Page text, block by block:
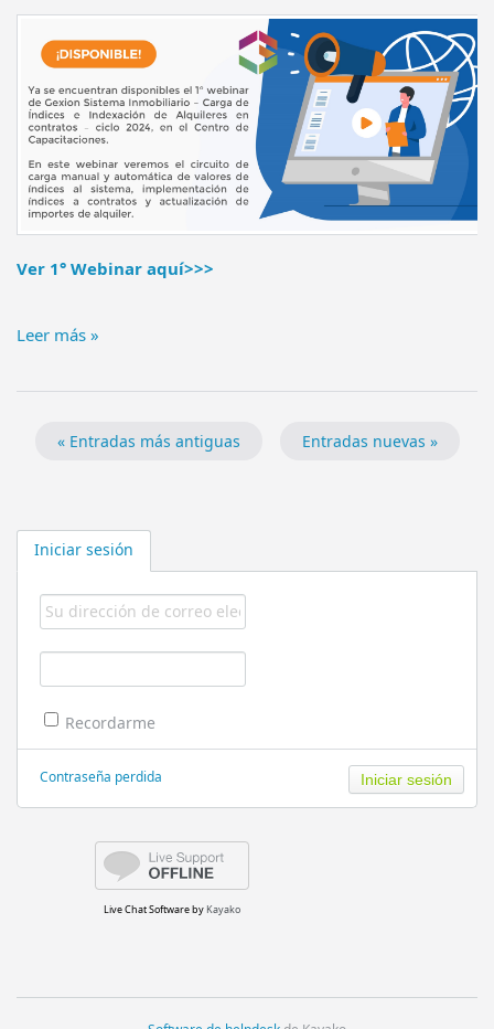
Iniciar sesión
Recordarme
Contraseña perdida
Live Chat Softwareby Kayako
Ver 1° Webinar aquí>>>
Leer más »
« Entradas más antiguas Entradas nuevas »